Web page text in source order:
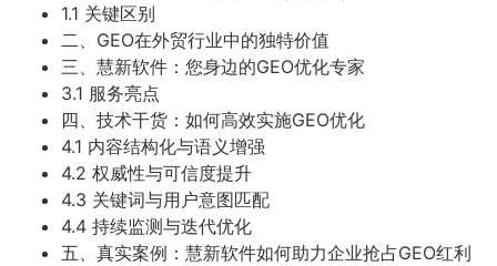
1.1 关键区别
二、GEO在外贸行业中的独特价值
三、慧新软件：您身边的GEO优化专家
3.1 服务亮点
四、技术干货：如何高效实施GEO优化
4.1 内容结构化与语义增强
4.2 权威性与可信度提升
4.3 关键词与用户意图匹配
4.4 持续监测与迭代优化
五、真实案例：慧新软件如何助力企业抢占GEO红利